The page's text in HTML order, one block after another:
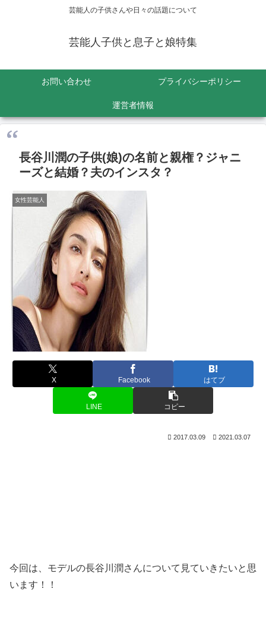
芸能人の子供さんや日々の話題について
芸能人子供と息子と娘特集
お問い合わせ プライバシーポリシー
運営者情報
長谷川潤の子供(娘)の名前と親権？ジャニ
ーズと結婚？夫のインスタ？
女性芸能人
X Facebook はてブ
LINE コピー
2017.03.09 2021.03.07
今回は、モデルの長谷川潤さんについて見ていきたいと思
います！！